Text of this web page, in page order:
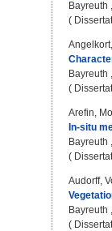
Bayreuth
(
Bayreuth
(
Arefin,
In-situ
Bayreuth
(
Audorff,
Bayreuth
(